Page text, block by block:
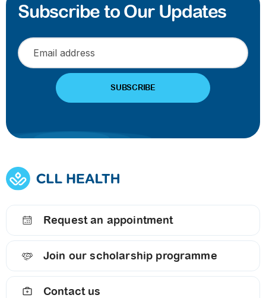
Subscribe to Our Updates
Request an appointment
Join our scholarship programme
Contact us